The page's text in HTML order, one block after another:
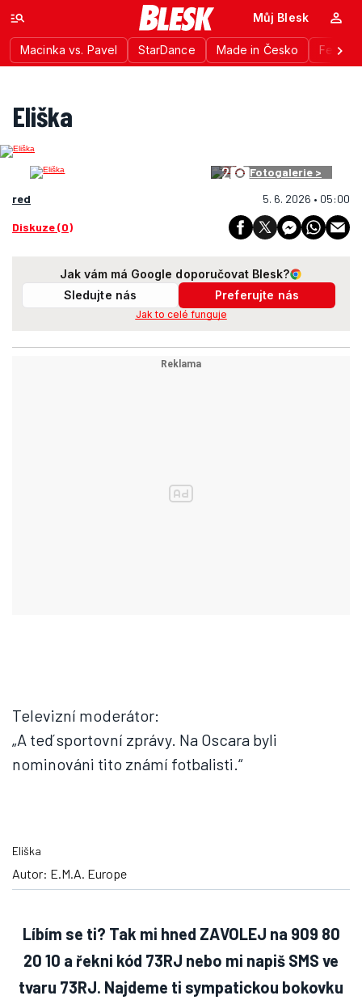
Macinka vs. Pavel StarDance Made in Česko
Můj Blesk
Eliška
2
Fotogalerie >
red
5. 6. 2026 • 05:00
Diskuze (0)
Jak vám má Google doporučovat Blesk?
Sledujte nás
Preferujte nás
Jak to celé funguje
Televizní moderátor:
„A teď sportovní zprávy. Na Oscara byli
nominováni tito známí fotbalisti.“
Eliška
Autor: E.M.A. Europe
Líbím se ti? Tak mi hned ZAVOLEJ na 909 80
20 10 a řekni kód 73RJ nebo mi napiš SMS ve
tvaru 73RJ. Najdeme ti sympatickou bokovku